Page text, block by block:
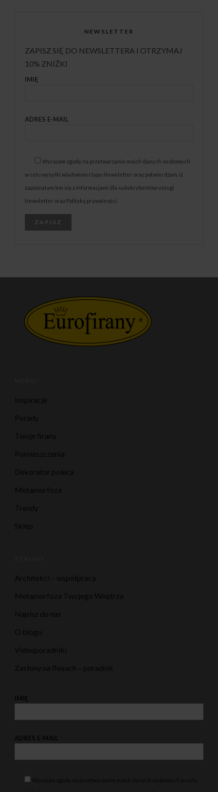
NEWSLETTER
ZAPISZ SIĘ DO NEWSLETTERA I OTRZYMAJ
10% ZNIŻKI
IMIĘ
ADRES E-MAIL
Wyrażam zgodę na przetwarzanie moich danych osobowych
w celu wysyłki wiadomości typu Newsletter oraz potwierdzam, iż
zapoznałam/em się z informacjami dla subskrybentów usługi
Newsletter oraz Polityką prywatności.
Porady
Twoje firany
Dekorator poleca
Metamorfoza
Trendy
Architekci – współpraca
Metamorfoza Twojego Wnętrza
O blogu
Videoporadniki
Zasłony na flexach – poradnik
IMIĘ
ADRES E-MAIL
Wyrażam zgodę na przetwarzanie moich danych osobowych w celu